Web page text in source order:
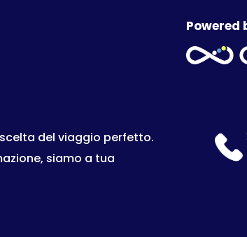
Powered
del viaggio perfetto.
siamo a tua